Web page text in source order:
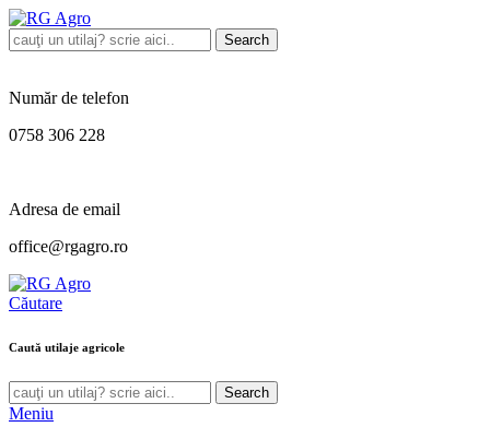
Search
Număr de telefon
0758 306 228
Adresa de email
office@rgagro.ro
Căutare
Caută utilaje agricole
Search
Meniu